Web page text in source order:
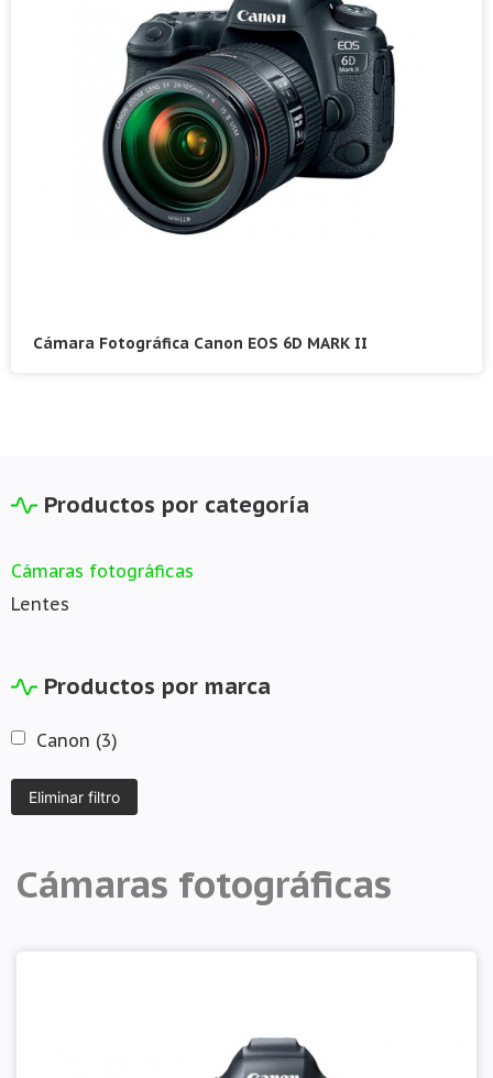
Cámara Fotográfica Canon EOS 6D MARK II
Productos por categoría
Cámaras fotográficas
Lentes
Productos por marca
Canon (3)
Cámaras fotográficas